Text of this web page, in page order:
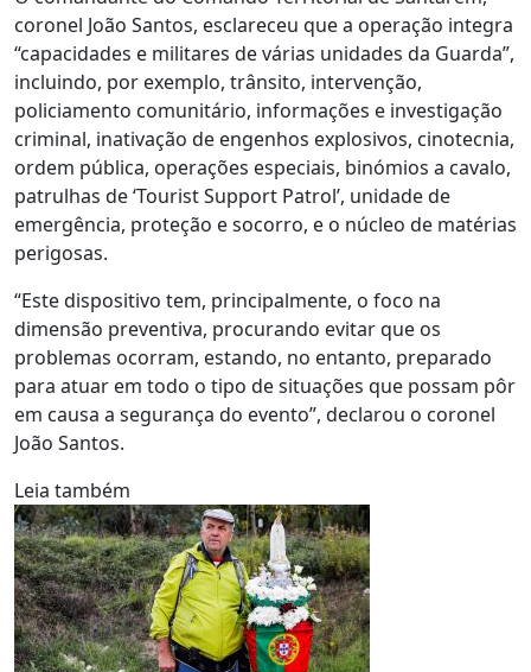
coronel João Santos, esclareceu que a operação integra
“capacidades e militares de várias unidades da Guarda”,
incluindo, por exemplo, trânsito, intervenção,
policiamento comunitário, informações e investigação
criminal, inativação de engenhos explosivos, cinotecnia,
ordem pública, operações especiais, binómios a cavalo,
patrulhas de ‘Tourist Support Patrol’, unidade de
emergência, proteção e socorro, e o núcleo de matérias
perigosas.
“Este dispositivo tem, principalmente, o foco na
dimensão preventiva, procurando evitar que os
problemas ocorram, estando, no entanto, preparado
para atuar em todo o tipo de situações que possam pôr
em causa a segurança do evento”, declarou o coronel
João Santos.
Leia também